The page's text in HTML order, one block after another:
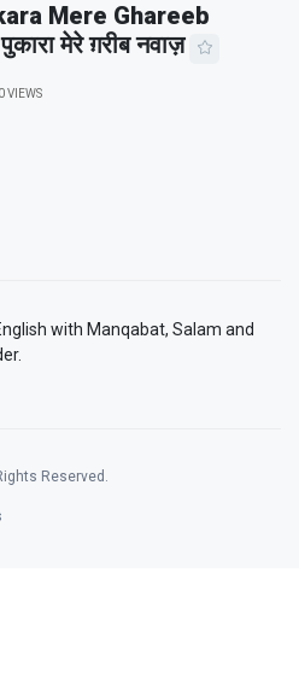
Mere Ghareeb
मेरे ग़रीब नवाज़
VIEWS
with Manqabat, Salam and
Reserved.